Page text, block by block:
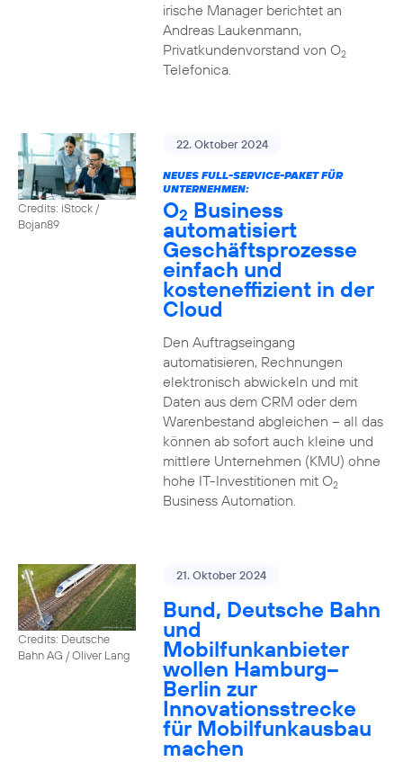
irische Manager berichtet an
Andreas Laukenmann,
Privatkundenvorstand von O2
Telefonica.
Credits: iStock /
Bojan89
22. Oktober 2024
NEUES FULL-SERVICE-PAKET FÜR
UNTERNEHMEN:
O2 Business
automatisiert
Geschäftsprozesse
einfach und
kosteneffizient in der
Cloud
Den Auftragseingang
automatisieren, Rechnungen
elektronisch abwickeln und mit
Daten aus dem CRM oder dem
Warenbestand abgleichen – all das
können ab sofort auch kleine und
mittlere Unternehmen (KMU) ohne
hohe IT-Investitionen mit O2
Business Automation.
Credits: Deutsche
Bahn AG / Oliver Lang
21. Oktober 2024
Bund, Deutsche Bahn
und
Mobilfunkanbieter
wollen Hamburg–
Berlin zur
Innovationsstrecke
für Mobilfunkausbau
machen